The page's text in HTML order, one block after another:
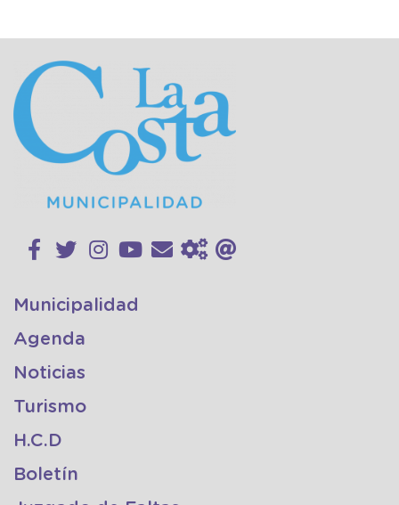
Municipalidad
Agenda
Noticias
Turismo
H.C.D
Boletín